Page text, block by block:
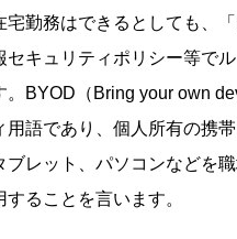
宅勤務はできるとしても、
セキュリティポリシー等で
。BYOD（Bring your own
用語であり、個人所有の携
ブレット、パソコンなどを職
ることを言います。